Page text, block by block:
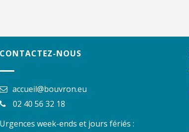
CONTACTEZ-NOUS
accueil@bouvron.eu
02 40 56 32 18
Urgences week-ends et jours fériés :